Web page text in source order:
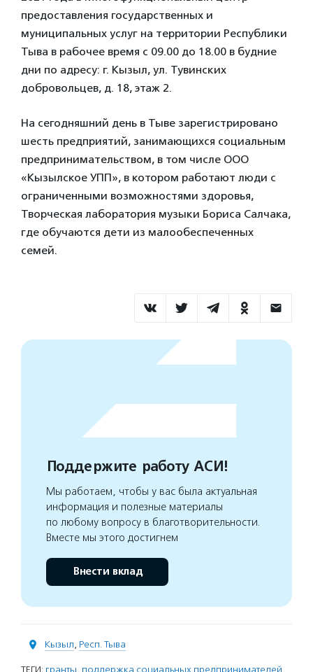
предоставления государственных и
муниципальных услуг на территории Республики
Тыва в рабочее время с 09.00 до 18.00 в будние
дни по адресу: г. Кызыл, ул. Тувинских
добровольцев, д. 18, этаж 2.
На сегодняшний день в Тыве зарегистрировано
шесть предприятий, занимающихся социальным
предпринимательством, в том числе ООО
«Кызылское УПП», в котором работают люди с
ограниченными возможностями здоровья,
Творческая лаборатория музыки Бориса Салчака,
где обучаются дети из малообеспеченных
семей.
Поддержите работу АСИ!
Мы работаем, чтобы у вас была актуальная
информация и полезные материалы
по любому вопросу в благотворительности.
Вместе мы этого достигнем
Внести вклад
Кызыл, Респ. Тыва
ТЕГИ: гранты, поддержка социальных предпринимателей